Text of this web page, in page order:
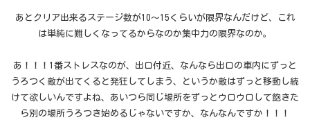
あとクリア出来るステージ数が10〜15くらいが限界なんだけど、これ
は単純に難しくなってるからなのか集中力の限界なのか。
あ！！！1番ストレスなのが、出口付近、なんなら出口の車内にずっと
うろつく敵が出てくると発狂してしまう、というか敵はずっと移動し続
けて欲しいんですよね、あいつら同じ場所をずっとウロウロして飽きた
ら別の場所うろつき始めるじゃないですか、なんなんですか！！！